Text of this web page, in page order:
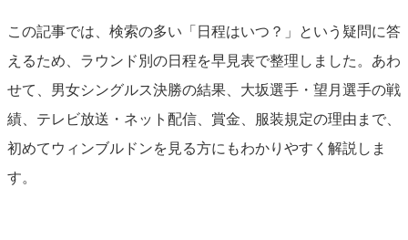
この記事では、検索の多い「日程はいつ？」という疑問に答
えるため、ラウンド別の日程を早見表で整理しました。あわ
せて、男女シングルス決勝の結果、大坂選手・望月選手の戦
績、テレビ放送・ネット配信、賞金、服装規定の理由まで、
初めてウィンブルドンを見る方にもわかりやすく解説しま
す。